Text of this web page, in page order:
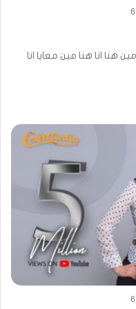
هنا انا هنا مين معايا انا